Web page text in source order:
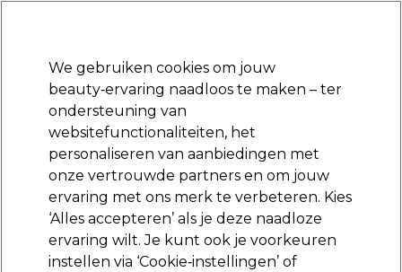
Aanmelden
Merken Deals Haar Elektra
Volgende dag geleverd*
Na verzending, maandag t/m vrijdag
Aromatruth
Aromatruth Gelaat - Verjongende
Behandeling 100ml
We gebruiken cookies om jouw
beauty‑ervaring naadloos te maken – ter
ondersteuning van
websitefunctionaliteiten, het
personaliseren van aanbiedingen met
onze vertrouwde partners en om jouw
ervaring met ons merk te verbeteren. Kies
‘Alles accepteren’ als je deze naadloze
ervaring wilt. Je kunt ook je voorkeuren
instellen via ‘Cookie‑instellingen’ of